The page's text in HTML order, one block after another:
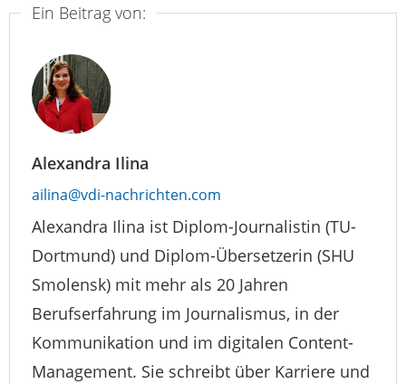
Ein Beitrag von:
Alexandra Ilina
ailina@vdi-nachrichten.com
Alexandra Ilina ist Diplom-Journalistin (TU-
Dortmund) und Diplom-Übersetzerin (SHU
Smolensk) mit mehr als 20 Jahren
Berufserfahrung im Journalismus, in der
Kommunikation und im digitalen Content-
Management. Sie schreibt über Karriere und